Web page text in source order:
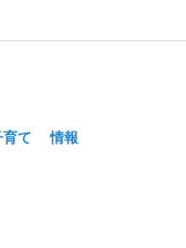
て
情報